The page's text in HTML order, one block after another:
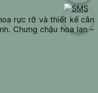
rực rỡ và thiết kế cân
Chưng chậu hoa lan –